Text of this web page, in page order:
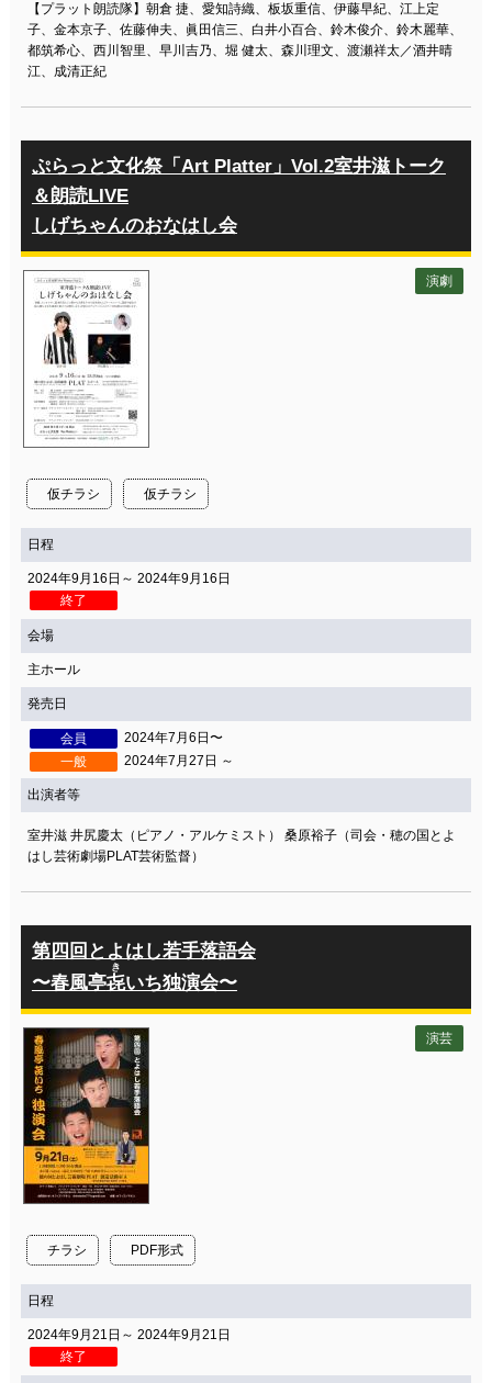
【プラット朗読隊】朝倉 捷、愛知詩織、板坂重信、伊藤早紀、江上定
子、金本京子、佐藤伸夫、眞田信三、白井小百合、鈴木俊介、鈴木麗華、
都筑希心、西川智里、早川吉乃、堀 健太、森川理文、渡瀬祥太／酒井晴
江、成清正紀
ぷらっと文化祭「Art Platter」Vol.2室井滋トーク
＆朗読LIVE
しげちゃんのおなはし会
仮チラシ 仮チラシ
演劇
日程
2024年9月16日～ 2024年9月16日
終了
会場
主ホール
発売日
会員
2024年7月6日〜
一般
2024年7月27日 ～
出演者等
室井滋 井尻慶太（ピアノ・アルケミスト） 桑原裕子（司会・穂の国とよ
はし芸術劇場PLAT芸術監督）
第四回とよはし若手落語会
〜春風亭㐂
き
いち独演会〜
チラシ PDF形式
演芸
日程
2024年9月21日～ 2024年9月21日
終了